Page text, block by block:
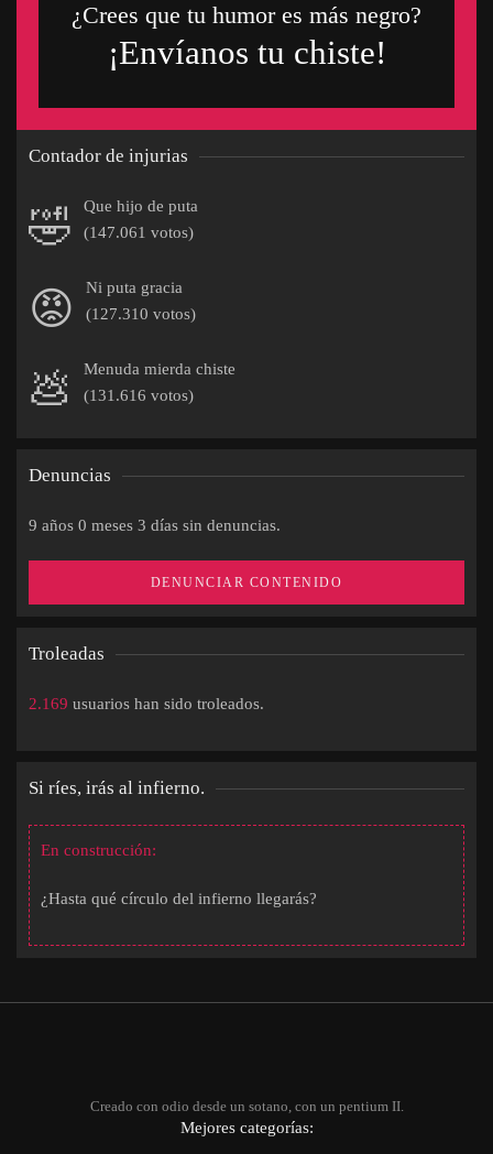
¿Crees que tu humor es más negro?
¡Envíanos tu chiste!
Contador de injurias
🤣
Que hijo de puta
(147.061 votos)
😡
Ni puta gracia
(127.310 votos)
💩
Menuda mierda chiste
(131.616 votos)
Denuncias
9 años 0 meses 3 días sin denuncias.
DENUNCIAR CONTENIDO
Troleadas
2.169 usuarios han sido troleados.
Si ríes, irás al infierno.
En construcción:
¿Hasta qué círculo del infierno llegarás?
Creado con odio desde un sotano, con un pentium II.
Mejores categorías: